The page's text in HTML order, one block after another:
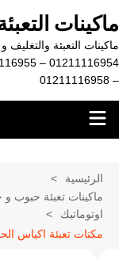
المحتوى
ماكينات
ماكينات التعبئة
– 01211116958
الرئيسية
ماكينات تعبئة حبوب
اوتوماتيك
مكنات تعبئة اكياس